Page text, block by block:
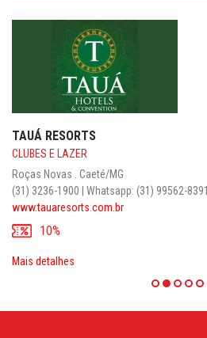
TAUÁ RESORTS
CLUBES E LAZER
Roças Novas . Caeté/MG
(31) 3236-1900 | Whatsapp: (31) 99562-8391
www.tauaresorts.com.br
10%
Mais detalhes